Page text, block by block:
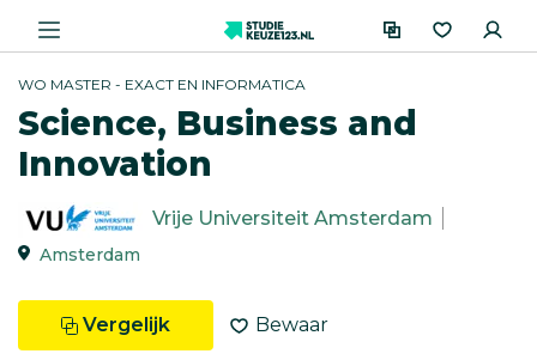
WO MASTER - EXACT EN INFORMATICA
Science, Business and
Innovation
Vrije Universiteit Amsterdam
Amsterdam
Vergelijk Bewaar